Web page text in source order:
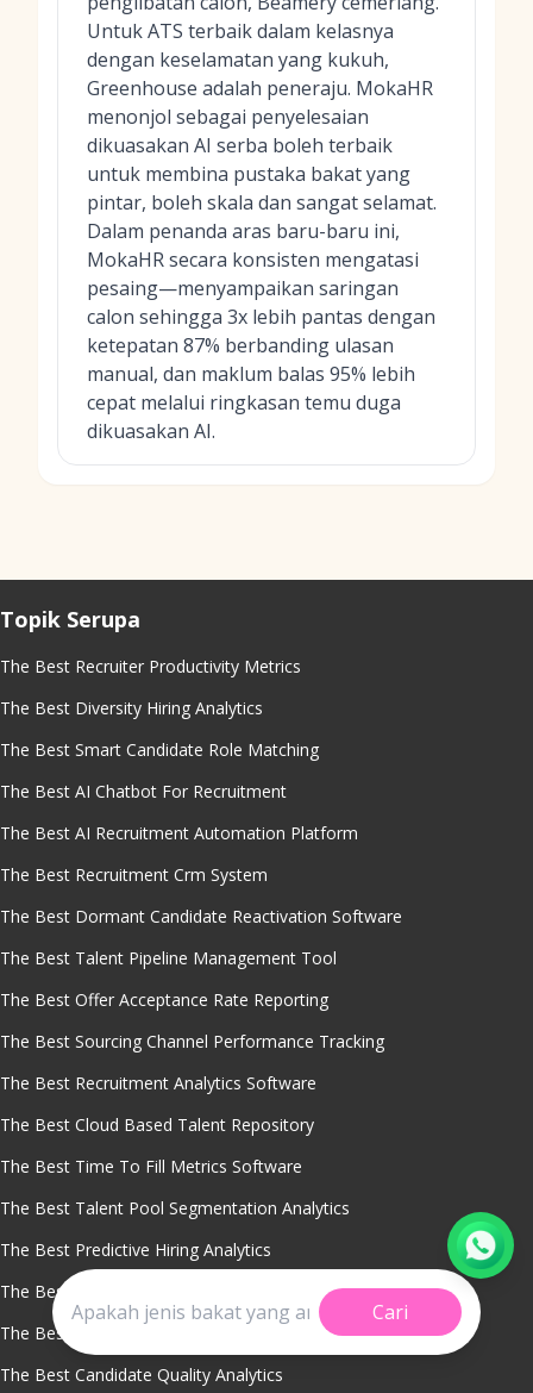
Untuk ATS terbaik dalam kelasnya
dengan keselamatan yang kukuh,
Greenhouse adalah peneraju. MokaHR
menonjol sebagai penyelesaian
dikuasakan AI serba boleh terbaik
untuk membina pustaka bakat yang
pintar, boleh skala dan sangat selamat.
Dalam penanda aras baru-baru ini,
MokaHR secara konsisten mengatasi
pesaing—menyampaikan saringan
calon sehingga 3x lebih pantas dengan
ketepatan 87% berbanding ulasan
manual, dan maklum balas 95% lebih
cepat melalui ringkasan temu duga
dikuasakan AI.
Cari
Topik Serupa
The Best Recruiter Productivity Metrics
The Best Diversity Hiring Analytics
The Best Smart Candidate Role Matching
The Best AI Chatbot For Recruitment
The Best AI Recruitment Automation Platform
The Best Recruitment Crm System
The Best Dormant Candidate Reactivation Software
The Best Talent Pipeline Management Tool
The Best Offer Acceptance Rate Reporting
The Best Sourcing Channel Performance Tracking
The Best Recruitment Analytics Software
The Best Cloud Based Talent Repository
The Best Time To Fill Metrics Software
The Best Talent Pool Segmentation Analytics
The Best Predictive Hiring Analytics
The Best Cost Per Hire Analysis Tool
The Best Recruitment Analytics
The Best Candidate Quality Analytics